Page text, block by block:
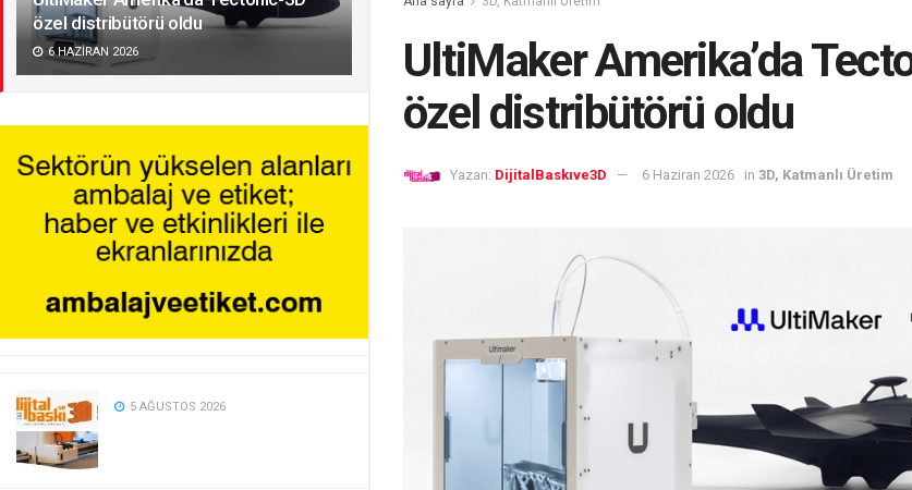
özel distribütörü oldu
6 HAZIRAN 2026
5 AĞUSTOS 2026
UltiMaker Amerika’da
özel distribütörü oldu
Yazan: DijitalBaskıve3D 6 Haziran 2026 in 3D, Katmanlı Üretim